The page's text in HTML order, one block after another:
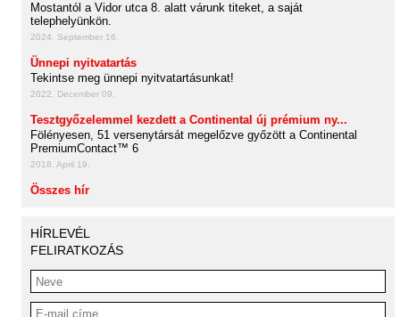
Mostantól a Vidor utca 8. alatt várunk titeket, a saját
telephelyünkön.
2024. September 16.
Ünnepi nyitvatartás
Tekintse meg ünnepi nyitvatartásunkat!
2022. December 09.
Tesztgyőzelemmel kezdett a Continental új prémium ny...
Fölényesen, 51 versenytársát megelőzve győzött a Continental
PremiumContact™ 6
2018. April 19.
Összes hír
HÍRLEVÉL
FELIRATKOZÁS